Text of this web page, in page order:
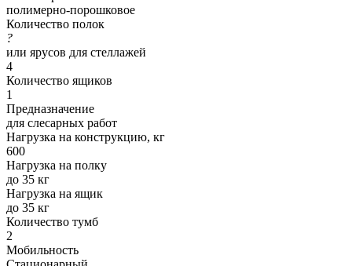
полимерно-порошковое
Количество полок
?
или ярусов для стеллажей
4
Количество ящиков
1
Предназначение
для слесарных работ
Нагрузка на конструкцию, кг
600
Нагрузка на полку
до 35 кг
Нагрузка на ящик
до 35 кг
Количество тумб
2
Мобильность